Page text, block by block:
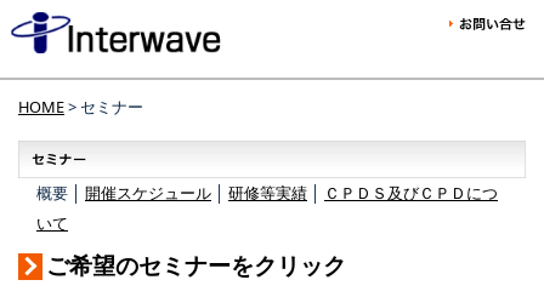
HOME> セミナー
概要 │ 開催スケジュール 研修等実績
ＣＰＤＳ及びＣＰＤにつ
いて
ご希望のセミナーをクリック